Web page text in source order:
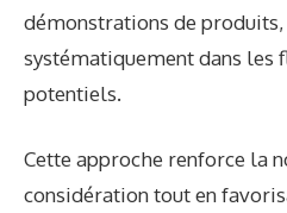
démonstrations de
systématiquement dans les
potentiels.
Cette approche renforce la
considération tout en